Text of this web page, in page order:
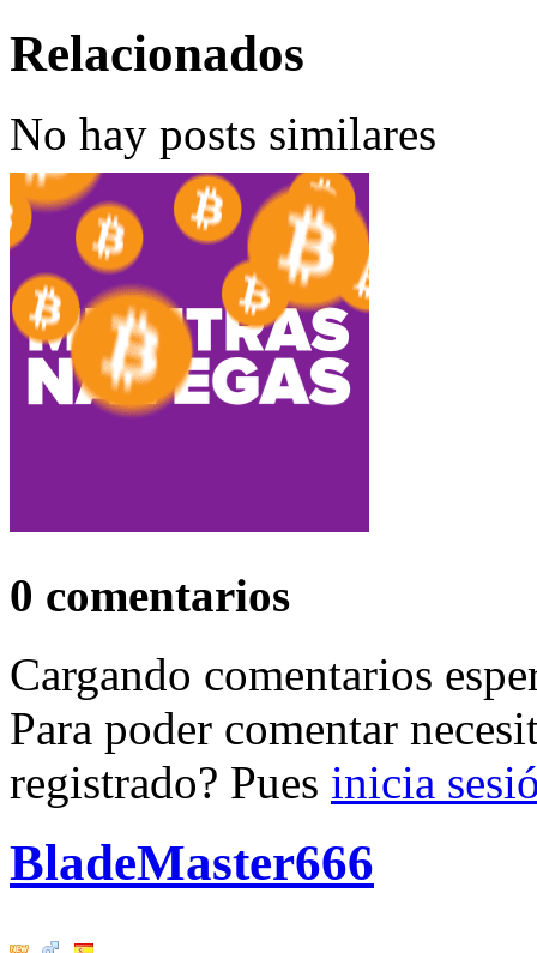
Relacionados
No hay posts similares
0 comentarios
Cargando comentarios
Para poder comentar
registrado? Pues inicia
BladeMaster666